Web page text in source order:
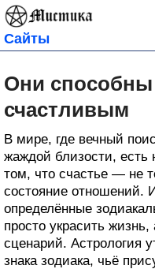
Сайты
Они
счастливым
В мире, где вечный
жаждой близости, есть
том, что счастье — не
состояние отношений.
определённые
просто украсить
сценарий. Астрология
знака зодиака, чьё